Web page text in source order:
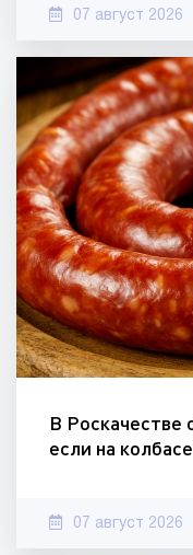
07 август 2026
В Роскачестве
если на
07 август 2026